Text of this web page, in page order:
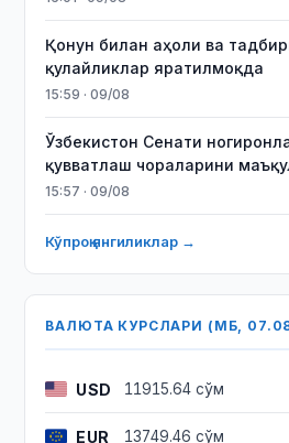
Қонун билан аҳоли ва
қулайликлар яратилмоқда
15:59 · 09/08
Ўзбекистон Сенати
қувватлаш чораларини
15:57 · 09/08
Кўпроқ янгиликлар →
ВАЛЮТА КУРСЛАРИ (МБ,
USD 11915.64 сўм
EUR 13749.46 сўм